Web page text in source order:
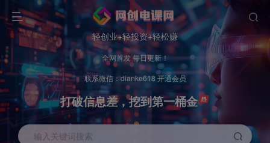
轻创业+轻投资+轻松赚
全网首发 每日更新！
联系微信：dianke618 开通会员
打破信息差，挖到第一桶金
输入关键词搜索